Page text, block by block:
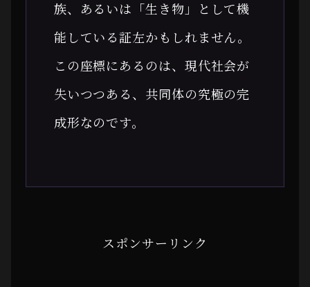
族、あるいは「生き物」として機
能している証左かもしれません。
この座標にあるのは、現代社会が
失いつつある、共同体の究極の完
成形なのです。
スポンサーリンク